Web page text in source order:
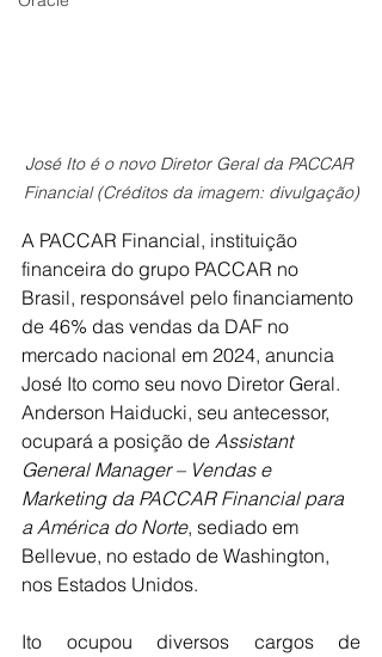
José Ito é o novo Diretor Geral da PACCAR
Financial (Créditos da imagem: divulgação)
A PACCAR Financial, instituição
financeira do grupo PACCAR no
Brasil, responsável pelo financiamento
de 46% das vendas da DAF no
mercado nacional em 2024, anuncia
José Ito como seu novo Diretor Geral.
Anderson Haiducki, seu antecessor,
ocupará a posição de Assistant
General Manager – Vendas e
Marketing da PACCAR Financial para
a América do Norte, sediado em
Bellevue, no estado de Washington,
nos Estados Unidos.
Ito ocupou diversos cargos de